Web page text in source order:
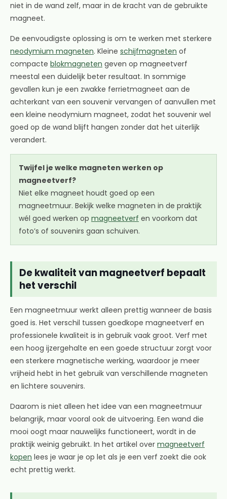
niet in de wand zelf, maar in de kracht van de gebruikte
magneet.
De eenvoudigste oplossing is om te werken met sterkere
neodymium magneten. Kleine schijfmagneten of
compacte blokmagneten geven op magneetverf
meestal een duidelijk beter resultaat. In sommige
gevallen kun je een zwakke ferrietmagneet aan de
achterkant van een souvenir vervangen of aanvullen met
een kleine neodymium magneet, zodat het souvenir wel
goed op de wand blijft hangen zonder dat het uiterlijk
verandert.
Twijfel je welke magneten werken op
magneetverf?
Niet elke magneet houdt goed op een
magneetmuur. Bekijk welke magneten in de praktijk
wél goed werken op magneetverf en voorkom dat
foto’s of souvenirs gaan schuiven.
De kwaliteit van magneetverf bepaalt
het verschil
Een magneetmuur werkt alleen prettig wanneer de basis
goed is. Het verschil tussen goedkope magneetverf en
professionele kwaliteit is in gebruik vaak groot. Verf met
een hoog ijzergehalte en een goede structuur zorgt voor
een sterkere magnetische werking, waardoor je meer
vrijheid hebt in het gebruik van verschillende magneten
en lichtere souvenirs.
Daarom is niet alleen het idee van een magneetmuur
belangrijk, maar vooral ook de uitvoering. Een wand die
mooi oogt maar nauwelijks functioneert, wordt in de
praktijk weinig gebruikt. In het artikel over magneetverf
kopen lees je waar je op let als je een verf zoekt die ook
echt prettig werkt.